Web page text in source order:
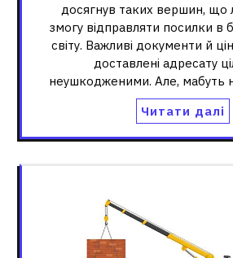
досягнув таких вершин,
змогу відправляти посилки в
світу. Важливі документи й
доставлені адресату
неушкодженими. Але, мабуть
Читати далі